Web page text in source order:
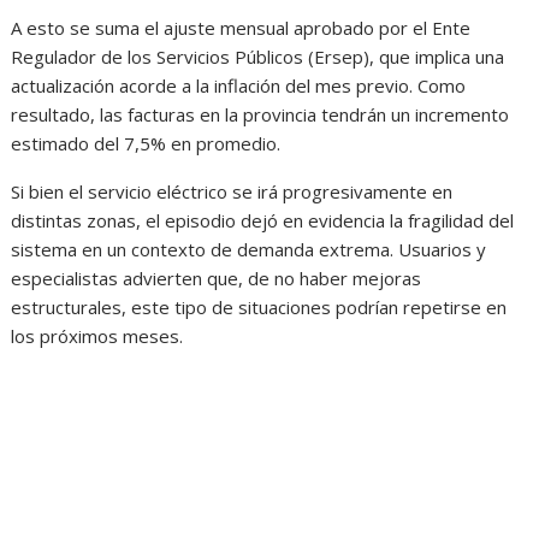
A esto se suma el ajuste mensual aprobado por el Ente
Regulador de los Servicios Públicos (Ersep), que implica una
actualización acorde a la inflación del mes previo. Como
resultado, las facturas en la provincia tendrán un incremento
estimado del 7,5% en promedio.
Si bien el servicio eléctrico se irá progresivamente en
distintas zonas, el episodio dejó en evidencia la fragilidad del
sistema en un contexto de demanda extrema. Usuarios y
especialistas advierten que, de no haber mejoras
estructurales, este tipo de situaciones podrían repetirse en
los próximos meses.